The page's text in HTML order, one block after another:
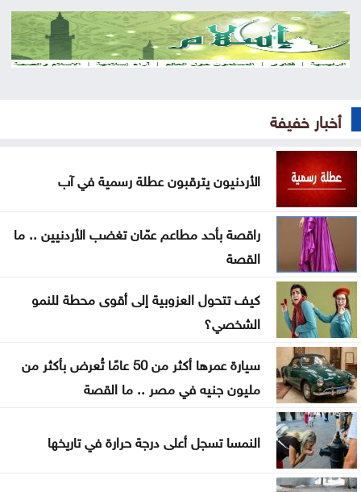
عقوبات أميركية تستهدف منصات عملات رقمية
مرتبطة بتمويل الحرس الثوري
عون: تقدم إيجابي في مفاوضات روما حول الحدود
والأسرى
سامو زين يفاجئ جمهوره ويعلن ارتباطه بفنانة مصرية
أوبن إيه آي تتيح محادثات غير محدودة لمستخدمي
ChatGPT المجانيين
6 وسائل منزلية فعّالة لطرد البعوض
البنك الدولي يمنح سوريا 100 مليون دولار لتحديث
القطاع المالي
بغداد والرياض تبحثان التنسيق الأمني وتطورات
المنطقة
أخبار خفيفة
الأردنيون يترقبون عطلة رسمية في آب
راقصة بأحد مطاعم عمّان تغضب الأردنيين .. ما
القصة
كيف تتحول العزوبية إلى أقوى محطة للنمو
الشخصي؟
سيارة عمرها أكثر من 50 عامًا تُعرض بأكثر من
مليون جنيه في مصر .. ما القصة
النمسا تسجل أعلى درجة حرارة في تاريخها